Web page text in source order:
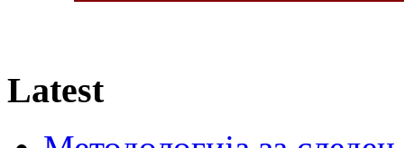
Latest